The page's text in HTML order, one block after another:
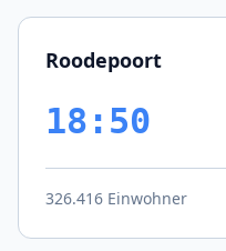
Roodepoort
18:50
326.416 Einwohner